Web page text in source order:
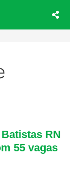
RN
55 vagas